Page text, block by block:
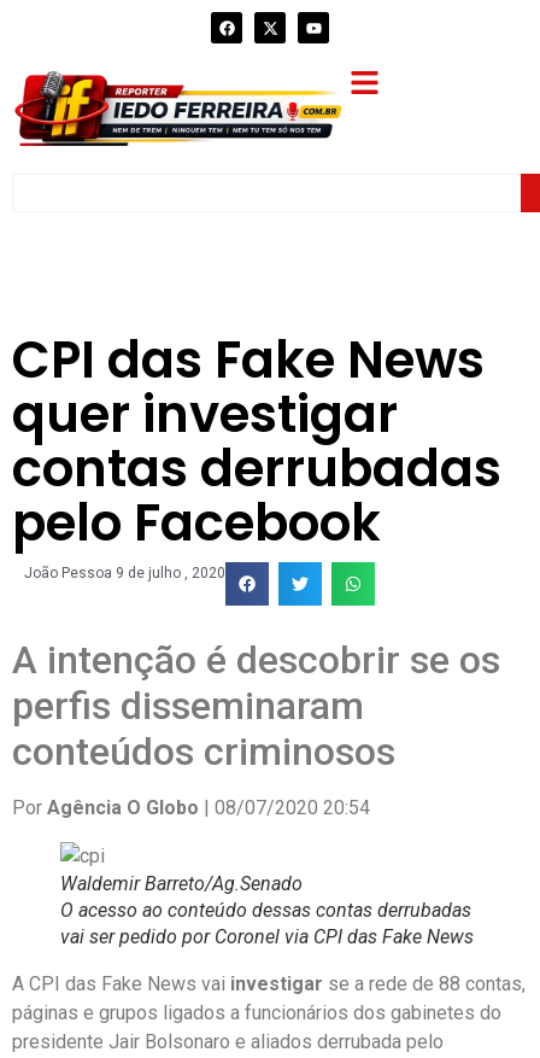
CPI das Fake News
quer investigar
contas derrubadas
pelo Facebook
João Pessoa 9 de julho , 2020
A intenção é descobrir se os
perfis disseminaram
conteúdos criminosos
Por Agência O Globo 08/07/2020 20:54
Waldemir Barreto/Ag.Senado
O acesso ao conteúdo dessas contas derrubadas
vai ser pedido por Coronel via CPI das Fake News
A CPI das Fake News vai investigar se a rede de 88 contas,
páginas e grupos ligados a funcionários dos gabinetes do
presidente Jair Bolsonaro e aliados derrubada pelo